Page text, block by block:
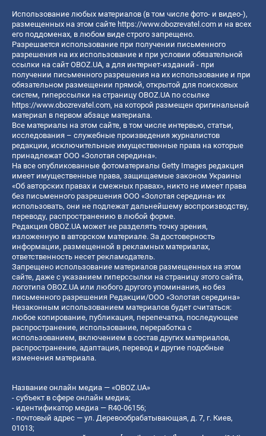
Использование любых материалов (в том числе фото- и видео-),
размещенных на этом сайте https://www.obozrevatel.com и на всех
его поддоменах, в любом виде строго запрещено.
Разрешается использование при получении письменного
разрешения на их использование и при условии обязательной
ссылки на сайт OBOZ.UA, а для интернет-изданий - при
получении письменного разрешения на их использование и при
обязательном размещении прямой, открытой для поисковых
систем, гиперссылки на страницу OBOZ.UA по ссылке
https://www.obozrevatel.com, на которой размещен оригинальный
материал в первом абзаце материала.
Все материалы на этом сайте, в том числе интервью, статьи,
исследования – служебные произведения журналистов
редакции, исключительные имущественные права на которые
принадлежат ООО «Золотая середина».
На все опубликованные фотоматериалы Getty Images редакция
имеет имущественные права, защищаемые законом Украины
«Об авторских правах и смежных правах», никто не имеет права
без письменного разрешения ООО «Золотая середина» их
использовать, они не подлежат дальнейшему воспроизводству,
переводу, распространению в любой форме.
Редакция OBOZ.UA может не разделять точку зрения,
изложенную в авторском материале. За достоверность
информации, размещенной в рекламных материалах,
ответственность несет рекламодатель.
Запрещено использование материалов размещенных на этом
сайте, даже с указанием гиперссылки на страницу этого сайта,
логотипа OBOZ.UA или любого другого упоминания, но без
письменного разрешения Редакции/ООО «Золотая середина»
Незаконным использованием материалов будет считаться:
любое копирование, публикация, перепечатка, последующее
распространение, использование, переработка с
использованием, включением в состав других материалов,
распространение, адаптация, перевод и другие подобные
изменения материала.
Название онлайн медиа — «OBOZ.UA»
- субъект в сфере онлайн медиа;
- идентификатор медиа — R40-06156;
- почтовый адрес — ул. Деревообрабатывающая, д. 7, г. Киев,
01013;